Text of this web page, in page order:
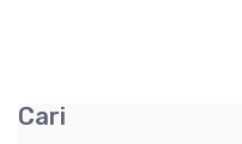
Cari